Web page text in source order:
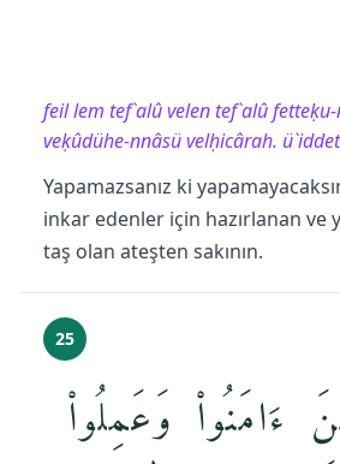
feil lem tef`alû velen tef`alû
veḳûdühe-nnâsü velḥicârah.
Yapamazsanız ki
inkar edenler için hazırlanan ve
taş olan ateşten sakının.
25
ءَامَنُوا۟ وَعَمِلُوا۟